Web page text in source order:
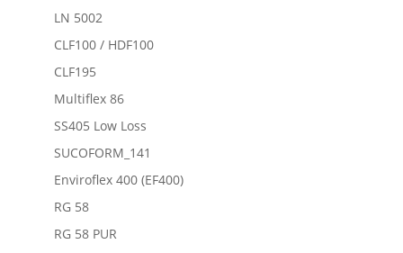
LN 5002
CLF100 / HDF100
CLF195
Multiflex 86
SS405 Low Loss
SUCOFORM_141
Enviroflex 400 (EF400)
RG 58
RG 58 PUR